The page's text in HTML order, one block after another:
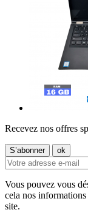
Recevez nos offres
Vous pouvez vous
cela nos
site.